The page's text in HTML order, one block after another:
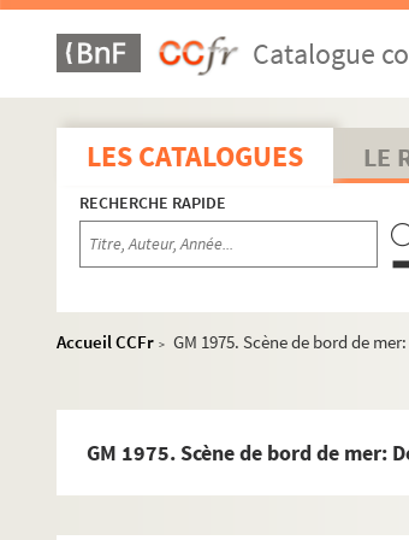
Catalogue
LES CATALOGUES LE
RECHERCHE RAPIDE
Accueil CCFr > GM 1975. Scène de bord de
GM 1975. Scène de bord de mer:
GM 1948. Boulonnais. Pêcheur sur
GM 1949. Boulonnais. Barques en
GM 1950. Scène de voyage : parc
GM 1951. Place un jour de
GM 1952 . Barques échouées sur la
GM 1953. Rue de village
GM 1954. Famille de marins
GM 1958. Scène de bord de mer :